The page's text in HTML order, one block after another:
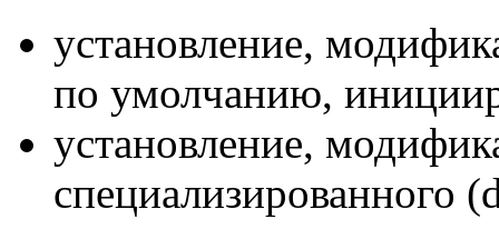
установление,
по умолчанию,
установление,
специализированного